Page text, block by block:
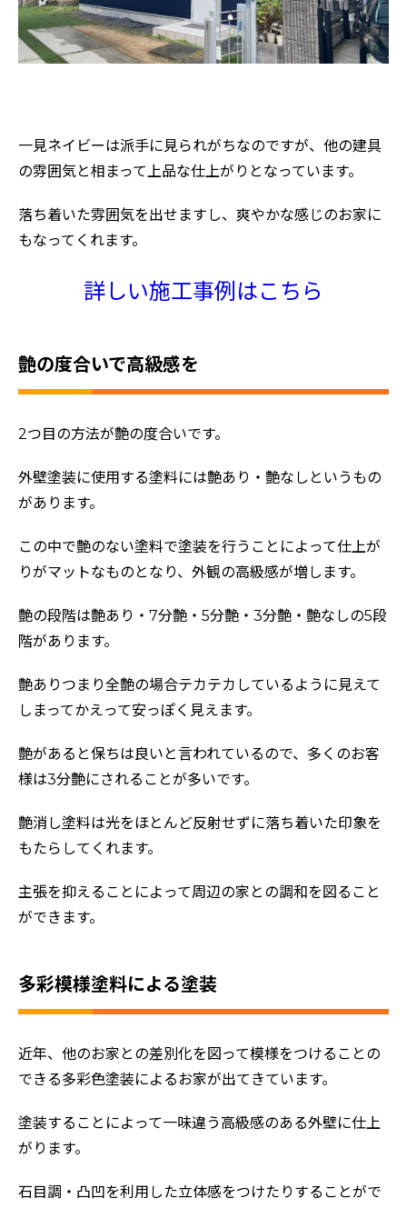
一見ネイビーは派手に見られがちなのですが、他の建具
の雰囲気と相まって上品な仕上がりとなっています。
落ち着いた雰囲気を出せますし、爽やかな感じのお家に
もなってくれます。
詳しい施工事例はこちら
艶の度合いで高級感を
2つ目の方法が艶の度合いです。
外壁塗装に使用する塗料には艶あり・艶なしというもの
があります。
この中で艶のない塗料で塗装を行うことによって仕上が
りがマットなものとなり、外観の高級感が増します。
艶の段階は艶あり・7分艶・5分艶・3分艶・艶なしの5段
階があります。
艶ありつまり全艶の場合テカテカしているように見えて
しまってかえって安っぽく見えます。
艶があると保ちは良いと言われているので、多くのお客
様は3分艶にされることが多いです。
艶消し塗料は光をほとんど反射せずに落ち着いた印象を
もたらしてくれます。
主張を抑えることによって周辺の家との調和を図ること
ができます。
多彩模様塗料による塗装
近年、他のお家との差別化を図って模様をつけることの
できる多彩色塗装によるお家が出てきています。
塗装することによって一味違う高級感のある外壁に仕上
がります。
石目調・凸凹を利用した立体感をつけたりすることがで